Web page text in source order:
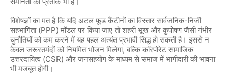
विशेषज्ञों का मत है कि यदि अटल फूड कैंटीनों का विस्तार सार्वजनिक-निजी
सहभागिता (PPP) मॉडल पर किया जाए तो शहरी भूख और कुपोषण जैसी गंभीर
चुनौतियों को कम करने में यह पहल अत्यंत प्रभावी सिद्ध हो सकती है। इससे न
केवल जरूरतमंदों को नियमित भोजन मिलेगा, बल्कि कॉरपोरेट सामाजिक
उत्तरदायित्व (CSR) और जनसहयोग के माध्यम से समाज में भागीदारी की भावना
भी मजबूत होगी।